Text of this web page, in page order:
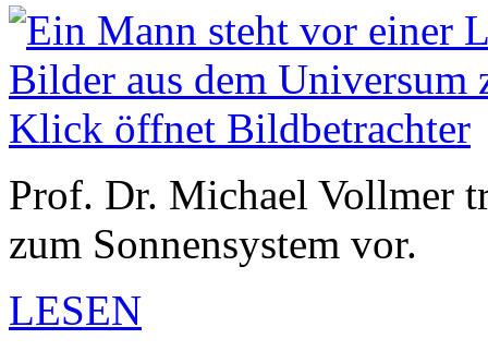
Prof. Dr. Michael Vollmer
zum Sonnensystem vor.
LESEN